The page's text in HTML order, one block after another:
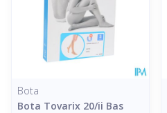
Bota
Bota Tovarix 20/ii Bas